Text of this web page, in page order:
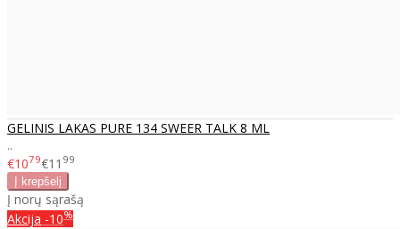
GELINIS LAKAS PURE 134 SWEER TALK 8 ML
..
€1079€11 99
Į norų sąrašą
Akcija -10%